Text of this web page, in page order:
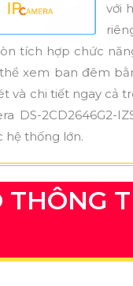
với
tích hợp chức
xem ban đêm
và chi tiết ngay cả
DS-2CD2646G2-
hệ thống lớn.